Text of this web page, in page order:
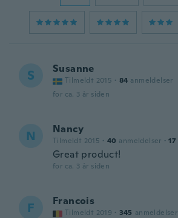
S Susanne
Tilmeldt 2015 · 84 anmeldelser
for ca. 3 år siden
N Nancy
Tilmeldt 2015 · 40 anmeldelser · 17
Great product!
for ca. 3 år siden
F Francois
Tilmeldt 2019 · 345 anmeldelser